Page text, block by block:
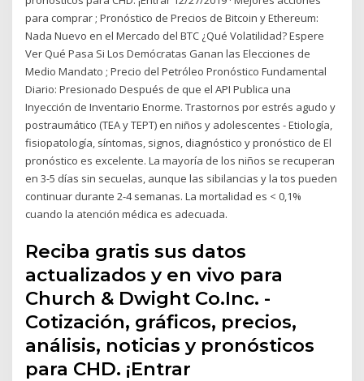
para comprar ; Pronóstico de Precios de Bitcoin y Ethereum:
Nada Nuevo en el Mercado del BTC ¿Qué Volatilidad? Espere
Ver Qué Pasa Si Los Demócratas Ganan las Elecciones de
Medio Mandato ; Precio del Petróleo Pronóstico Fundamental
Diario: Presionado Después de que el API Publica una
Inyección de Inventario Enorme. Trastornos por estrés agudo y
postraumático (TEA y TEPT) en niños y adolescentes - Etiología,
fisiopatología, síntomas, signos, diagnóstico y pronóstico de El
pronóstico es excelente. La mayoría de los niños se recuperan
en 3-5 días sin secuelas, aunque las sibilancias y la tos pueden
continuar durante 2-4 semanas. La mortalidad es < 0,1%
cuando la atención médica es adecuada.
Reciba gratis sus datos
actualizados y en vivo para
Church & Dwight Co.Inc. -
Cotización, gráficos, precios,
análisis, noticias y pronósticos
para CHD. ¡Entrar